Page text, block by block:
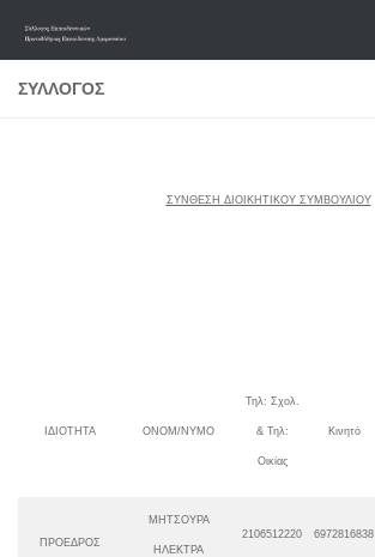
Skip to content
ΣΎΛΛΟΓΟΣ
ΣΥΝΘΕΣΗ ΔΙΟΙΚΗΤΙΚΟΥ ΣΥΜΒΟΥΛΙΟΥ
ΙΔΙΟΤΗΤΑ ΟΝΟΜ/ΝΥΜΟ
Τηλ: Σχολ.
& Τηλ:
Οικίας
Κινητό
ΠΡΟΕΔΡΟΣ
ΜΗΤΣΟΥΡΑ
ΗΛΕΚΤΡΑ
2106512220 6972816838